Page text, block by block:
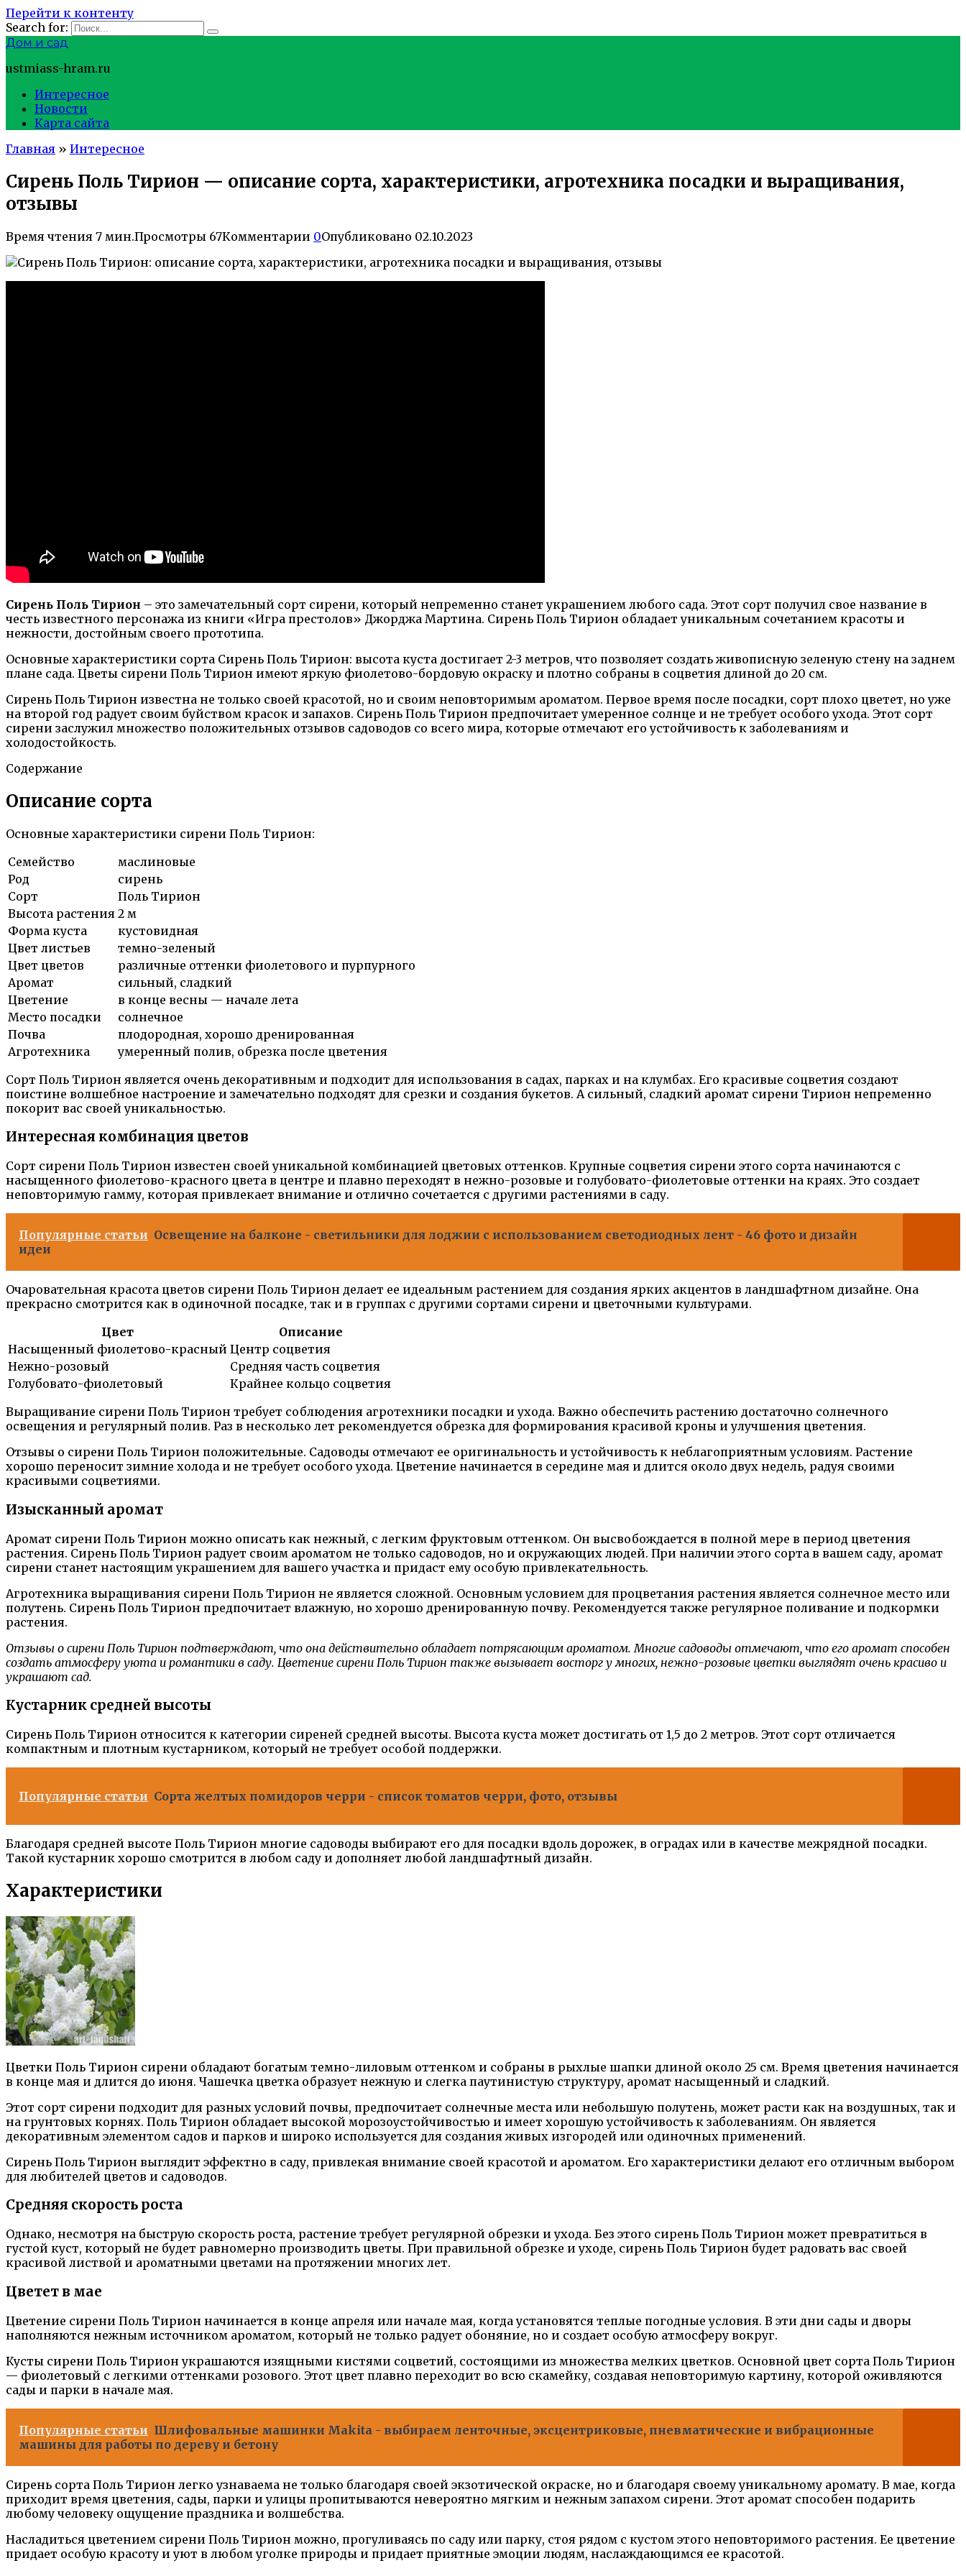
Перейти к контенту
Search for:
Дом и сад
ustmiass-hram.ru
Интересное
Новости
Карта сайта
Главная » Интересное
Сирень Поль Тирион — описание сорта, характеристики, агротехника посадки и выращивания,
отзывы
Время чтения 7 мин.Просмотры 67Комментарии 0Опубликовано 02.10.2023
Сирень Поль Тирион – это замечательный сорт сирени, который непременно станет украшением любого сада. Этот сорт получил свое название в
честь известного персонажа из книги «Игра престолов» Джорджа Мартина. Сирень Поль Тирион обладает уникальным сочетанием красоты и
нежности, достойным своего прототипа.
Основные характеристики сорта Сирень Поль Тирион: высота куста достигает 2-3 метров, что позволяет создать живописную зеленую стену на заднем
плане сада. Цветы сирени Поль Тирион имеют яркую фиолетово-бордовую окраску и плотно собраны в соцветия длиной до 20 см.
Сирень Поль Тирион известна не только своей красотой, но и своим неповторимым ароматом. Первое время после посадки, сорт плохо цветет, но уже
на второй год радует своим буйством красок и запахов. Сирень Поль Тирион предпочитает умеренное солнце и не требует особого ухода. Этот сорт
сирени заслужил множество положительных отзывов садоводов со всего мира, которые отмечают его устойчивость к заболеваниям и
холодостойкость.
Содержание
Описание сорта
Основные характеристики сирени Поль Тирион:
Семейство
маслиновые
Род
сирень
Сорт
Поль Тирион
Высота растения 2 м
Форма куста
кустовидная
Цвет листьев
темно-зеленый
Цвет цветов
различные оттенки фиолетового и пурпурного
Аромат
сильный, сладкий
Цветение
в конце весны — начале лета
Место посадки
солнечное
Почва
плодородная, хорошо дренированная
Агротехника
умеренный полив, обрезка после цветения
Сорт Поль Тирион является очень декоративным и подходит для использования в садах, парках и на клумбах. Его красивые соцветия создают
поистине волшебное настроение и замечательно подходят для срезки и создания букетов. А сильный, сладкий аромат сирени Тирион непременно
покорит вас своей уникальностью.
Интересная комбинация цветов
Сорт сирени Поль Тирион известен своей уникальной комбинацией цветовых оттенков. Крупные соцветия сирени этого сорта начинаются с
насыщенного фиолетово-красного цвета в центре и плавно переходят в нежно-розовые и голубовато-фиолетовые оттенки на краях. Это создает
неповторимую гамму, которая привлекает внимание и отлично сочетается с другими растениями в саду.
Популярные статьи Освещение на балконе - светильники для лоджии с использованием светодиодных лент - 46 фото и дизайн
идеи
Очаровательная красота цветов сирени Поль Тирион делает ее идеальным растением для создания ярких акцентов в ландшафтном дизайне. Она
прекрасно смотрится как в одиночной посадке, так и в группах с другими сортами сирени и цветочными культурами.
Цвет
Описание
Насыщенный фиолетово-красный Центр соцветия
Нежно-розовый
Средняя часть соцветия
Голубовато-фиолетовый
Крайнее кольцо соцветия
Выращивание сирени Поль Тирион требует соблюдения агротехники посадки и ухода. Важно обеспечить растению достаточно солнечного
освещения и регулярный полив. Раз в несколько лет рекомендуется обрезка для формирования красивой кроны и улучшения цветения.
Отзывы о сирени Поль Тирион положительные. Садоводы отмечают ее оригинальность и устойчивость к неблагоприятным условиям. Растение
хорошо переносит зимние холода и не требует особого ухода. Цветение начинается в середине мая и длится около двух недель, радуя своими
красивыми соцветиями.
Изысканный аромат
Аромат сирени Поль Тирион можно описать как нежный, с легким фруктовым оттенком. Он высвобождается в полной мере в период цветения
растения. Сирень Поль Тирион радует своим ароматом не только садоводов, но и окружающих людей. При наличии этого сорта в вашем саду, аромат
сирени станет настоящим украшением для вашего участка и придаст ему особую привлекательность.
Агротехника выращивания сирени Поль Тирион не является сложной. Основным условием для процветания растения является солнечное место или
полутень. Сирень Поль Тирион предпочитает влажную, но хорошо дренированную почву. Рекомендуется также регулярное поливание и подкормки
растения.
Отзывы о сирени Поль Тирион подтверждают, что она действительно обладает потрясающим ароматом. Многие садоводы отмечают, что его аромат способен
создать атмосферу уюта и романтики в саду. Цветение сирени Поль Тирион также вызывает восторг у многих, нежно-розовые цветки выглядят очень красиво и
украшают сад.
Кустарник средней высоты
Сирень Поль Тирион относится к категории сиреней средней высоты. Высота куста может достигать от 1,5 до 2 метров. Этот сорт отличается
компактным и плотным кустарником, который не требует особой поддержки.
Популярные статьи Сорта желтых помидоров черри - список томатов черри, фото, отзывы
Благодаря средней высоте Поль Тирион многие садоводы выбирают его для посадки вдоль дорожек, в оградах или в качестве межрядной посадки.
Такой кустарник хорошо смотрится в любом саду и дополняет любой ландшафтный дизайн.
Характеристики
Цветки Поль Тирион сирени обладают богатым темно-лиловым оттенком и собраны в рыхлые шапки длиной около 25 см. Время цветения начинается
в конце мая и длится до июня. Чашечка цветка образует нежную и слегка паутинистую структуру, аромат насыщенный и сладкий.
Этот сорт сирени подходит для разных условий почвы, предпочитает солнечные места или небольшую полутень, может расти как на воздушных, так и
на грунтовых корнях. Поль Тирион обладает высокой морозоустойчивостью и имеет хорошую устойчивость к заболеваниям. Он является
декоративным элементом садов и парков и широко используется для создания живых изгородей или одиночных применений.
Сирень Поль Тирион выглядит эффектно в саду, привлекая внимание своей красотой и ароматом. Его характеристики делают его отличным выбором
для любителей цветов и садоводов.
Средняя скорость роста
Однако, несмотря на быструю скорость роста, растение требует регулярной обрезки и ухода. Без этого сирень Поль Тирион может превратиться в
густой куст, который не будет равномерно производить цветы. При правильной обрезке и уходе, сирень Поль Тирион будет радовать вас своей
красивой листвой и ароматными цветами на протяжении многих лет.
Цветет в мае
Цветение сирени Поль Тирион начинается в конце апреля или начале мая, когда установятся теплые погодные условия. В эти дни сады и дворы
наполняются нежным источником ароматом, который не только радует обоняние, но и создает особую атмосферу вокруг.
Кусты сирени Поль Тирион украшаются изящными кистями соцветий, состоящими из множества мелких цветков. Основной цвет сорта Поль Тирион
— фиолетовый с легкими оттенками розового. Этот цвет плавно переходит во всю скамейку, создавая неповторимую картину, которой оживляются
сады и парки в начале мая.
Популярные статьи Шлифовальные машинки Makita - выбираем ленточные, эксцентриковые, пневматические и вибрационные
машины для работы по дереву и бетону
Сирень сорта Поль Тирион легко узнаваема не только благодаря своей экзотической окраске, но и благодаря своему уникальному аромату. В мае, когда
приходит время цветения, сады, парки и улицы пропитываются невероятно мягким и нежным запахом сирени. Этот аромат способен подарить
любому человеку ощущение праздника и волшебства.
Насладиться цветением сирени Поль Тирион можно, прогуливаясь по саду или парку, стоя рядом с кустом этого неповторимого растения. Ее цветение
придает особую красоту и уют в любом уголке природы и придает приятные эмоции людям, наслаждающимся ее красотой.